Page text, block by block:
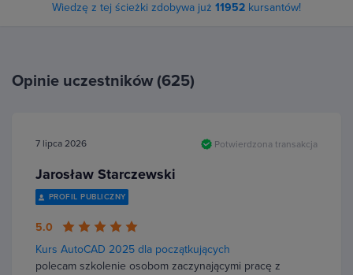
Wiedzę z tej ścieżki zdobywa już 11952 kursantów!
Opinie uczestników (625)
7 lipca 2026 Potwierdzona transakcja
Jarosław Starczewski
PROFIL PUBLICZNY
5.0
Kurs AutoCAD 2025 dla początkujących
polecam szkolenie osobom zaczynającymi pracę z